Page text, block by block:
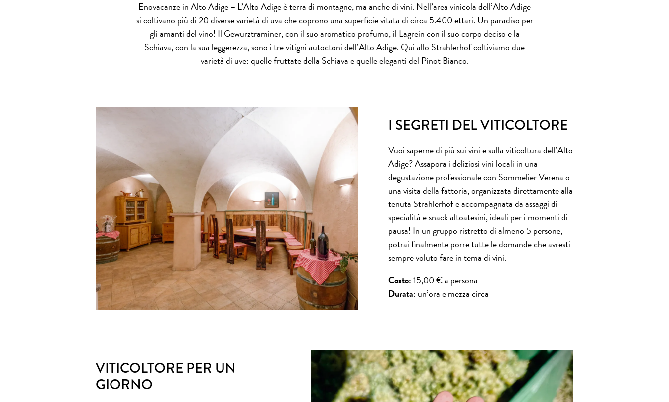
Enovacanze in Alto Adige – L’Alto Adige è terra di montagne, ma anche di vini. Nell’area vinicola dell’Alto Adige
si coltivano più di 20 diverse varietà di uva che coprono una superficie vitata di circa 5.400 ettari. Un paradiso per
gli amanti del vino! Il Gewürztraminer, con il suo aromatico profumo, il Lagrein con il suo corpo deciso e la
Schiava, con la sua leggerezza, sono i tre vitigni autoctoni dell’Alto Adige. Qui allo Strahlerhof coltiviamo due
varietà di uve: quelle fruttate della Schiava e quelle eleganti del Pinot Bianco.
I SEGRETI DEL VITICOLTORE
Vuoi saperne di più sui vini e sulla viticoltura dell’Alto
Adige? Assapora i deliziosi vini locali in una
degustazione professionale con Sommelier Verena o
una visita della fattoria, organizzata direttamente alla
tenuta Strahlerhof e accompagnata da assaggi di
specialità e snack altoatesini, ideali per i momenti di
pausa! In un gruppo ristretto di almeno 5 persone,
potrai finalmente porre tutte le domande che avresti
sempre voluto fare in tema di vini.
Costo:15,00 € a persona
Durata: un’ora e mezza circa
VITICOLTORE PER UN
GIORNO